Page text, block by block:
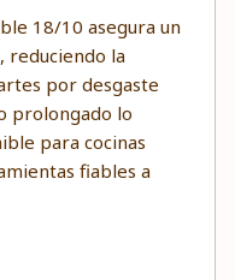
18/10 asegura un
reduciendo la
por desgaste
prolongado lo
para cocinas
fiables a